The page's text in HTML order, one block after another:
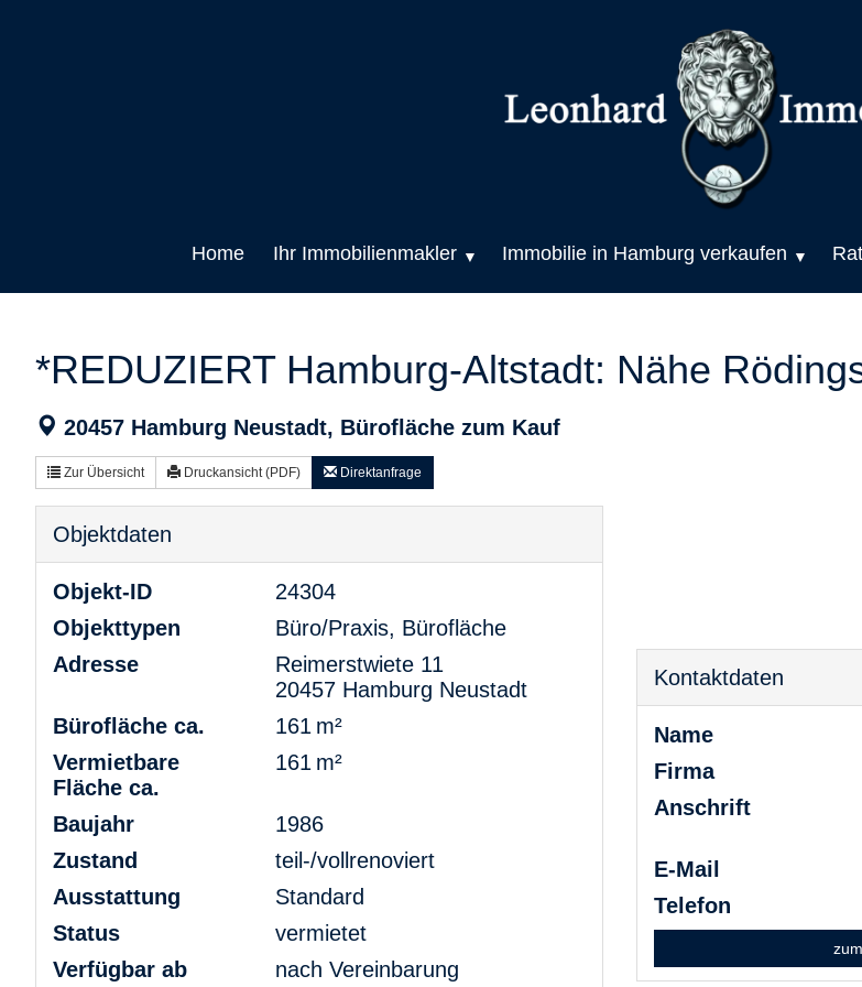
Home Ihr Immobilienmakler Immobilie in Hamburg verkaufen
*REDUZIERT Hamburg-Altstadt: Nähe
20457 Hamburg Neustadt, Bürofläche zum Kauf
Zur Übersicht Druckansicht (PDF) Direktanfrage
Kontaktdaten
Name
Firma
Anschrift
E-Mail
Telefon
Objektdaten
Objekt-ID
24304
Objekttypen
Büro/Praxis, Bürofläche
Adresse
Reimerstwiete 11
20457 Hamburg Neustadt
Bürofläche ca.
161 m²
Vermietbare
Fläche ca.
161 m²
Baujahr
1986
Zustand
teil-/vollrenoviert
Ausstattung
Standard
Status
vermietet
Verfügbar ab
nach Vereinbarung